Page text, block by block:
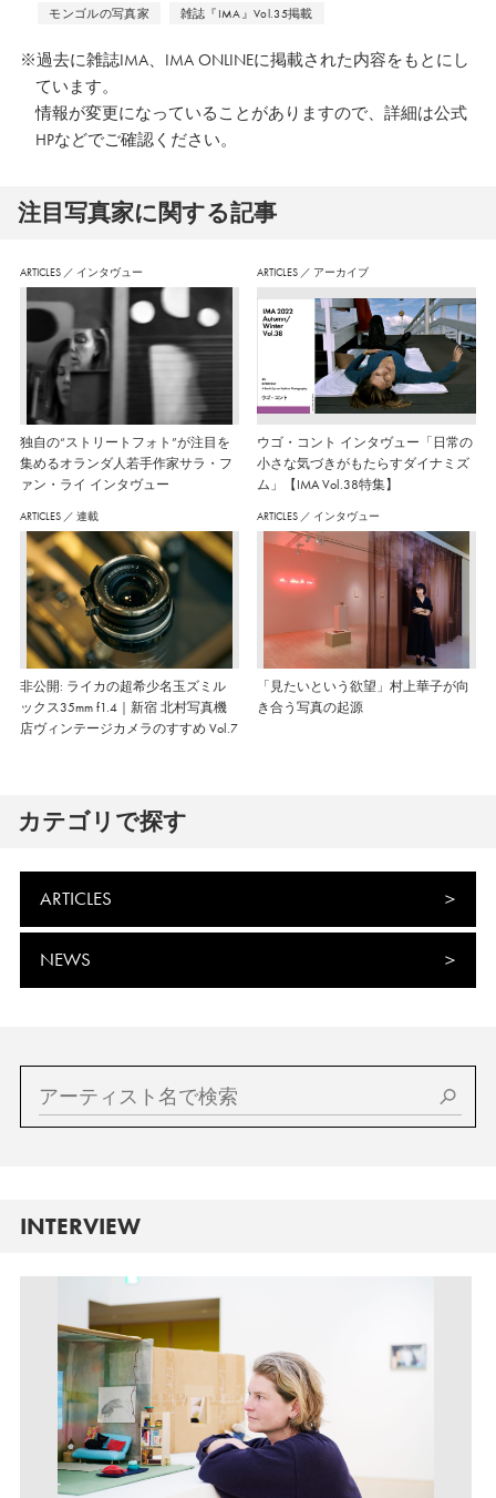
モンゴルの写真家 雑誌『IMA』Vol.35掲載
※過去に雑誌IMA、IMA ONLINEに掲載された内容をもとにし
ています。
情報が変更になっていることがありますので、詳細は公式
HPなどでご確認ください。
注⽬写真家に関する記事
ARTICLES ／ インタヴュー
独自の“ストリートフォト”が注目を
集めるオランダ人若手作家サラ・フ
ァン・ライ インタヴュー
ARTICLES ／ アーカイブ
ウゴ・コント インタヴュー「日常の
小さな気づきがもたらすダイナミズ
ム」【IMA Vol.38特集】
ARTICLES ／ 連載
非公開: ライカの超希少名玉ズミル
ックス35mm f1.4｜新宿 北村写真機
店ヴィンテージカメラのすすめ Vol.7
ARTICLES ／ インタヴュー
「見たいという欲望」村上華子が向
き合う写真の起源
カテゴリで探す
ARTICLES
NEWS
INTERVIEW